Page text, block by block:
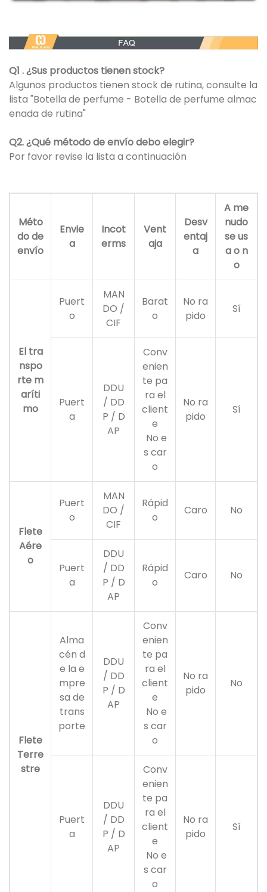
Q1 . ¿Sus productos tienen stock?
Algunos productos tienen stock de rutina, consulte la
lista "Botella de perfume - Botella de perfume almac
enada de rutina"
Q2. ¿Qué método de envío debo elegir?
Por favor revise la lista a continuación
Méto
do de
envío
Envie
a
Incot
erms
Vent
aja
Desv
entaj
a
A me
nudo
se us
a o n
o
El tra
nspo
rte m
aríti
mo
Puert
o
MAN
DO /
CIF
Barat
o
No ra
pido
Sí
Puert
a
DDU
/ DD
P / D
AP
Conv
enien
te pa
ra el
client
e
No e
s car
o
No ra
pido
Sí
Flete
Aére
o
Puert
o
MAN
DO /
CIF
Rápid
o
Caro No
Puert
a
DDU
/ DD
P / D
AP
Rápid
o
Caro No
Flete
Terre
stre
Alma
cén d
e la e
mpre
sa de
trans
porte
DDU
/ DD
P / D
AP
Conv
enien
te pa
ra el
client
e
No e
s car
o
No ra
pido
No
Puert
a
DDU
/ DD
P / D
AP
Conv
enien
te pa
ra el
client
e
No e
s car
o
No ra
pido
Sí